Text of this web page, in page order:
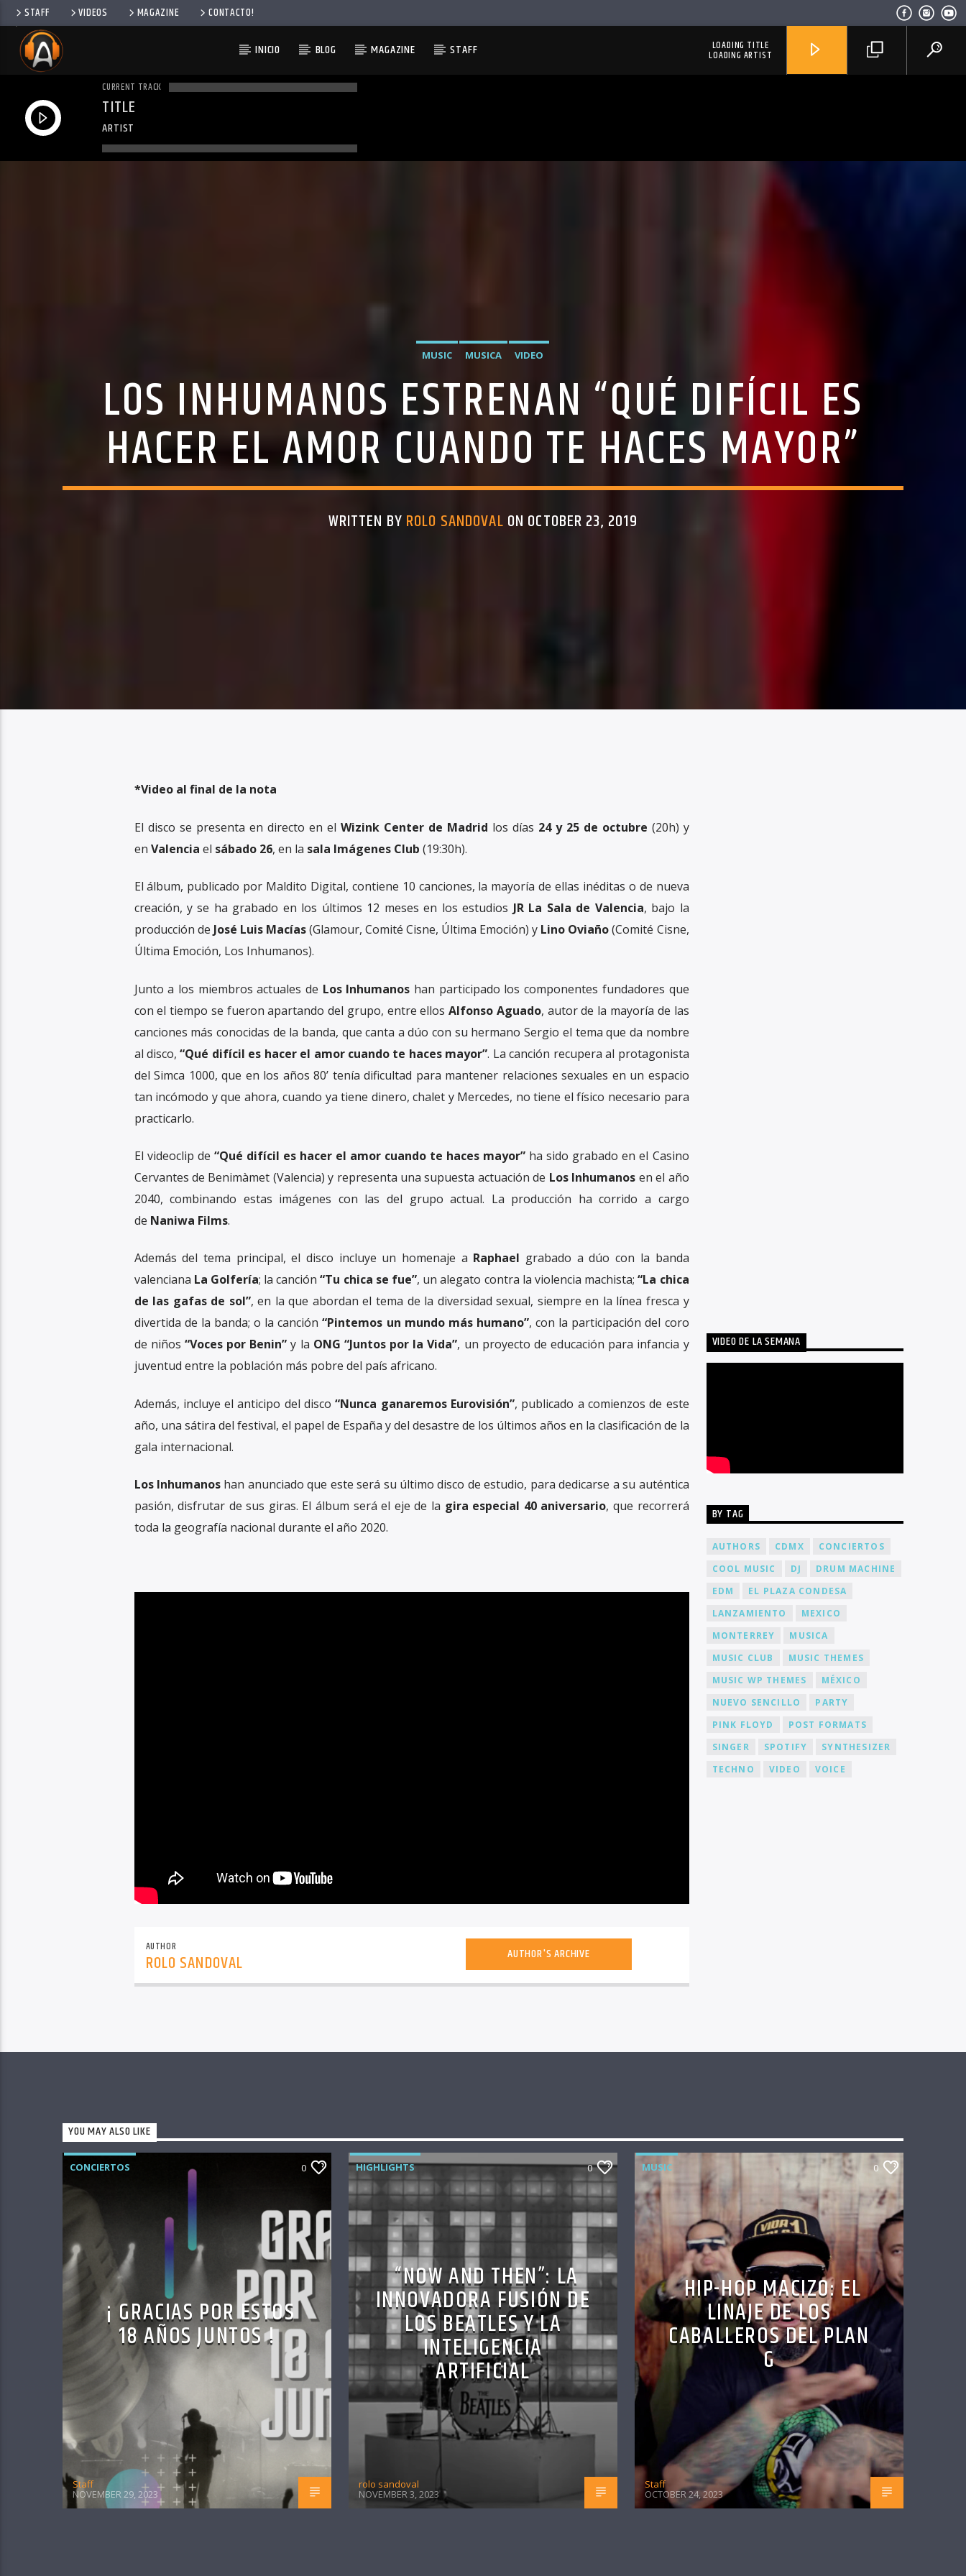
STAFF VIDEOS MAGAZINE CONTACTO!
INICIO BLOG MAGAZINE STAFF LOADING TITLE
LOADING ARTIST
CURRENT TRACK
TITLE
ARTIST
MUSIC MUSICA VIDEO
LOS INHUMANOS ESTRENAN “QUÉ DIFÍCIL ES
HACER EL AMOR CUANDO TE HACES MAYOR”
WRITTEN BY ROLO SANDOVAL ON OCTOBER 23, 2019
*Video al final de la nota
El disco se presenta en directo en el Wizink Center de Madrid los días 24 y 25 de octubre (20h) y
en Valencia el sábado 26, en la sala Imágenes Club (19:30h).
El álbum, publicado por Maldito Digital, contiene 10 canciones, la mayoría de ellas inéditas o de nueva
creación, y se ha grabado en los últimos 12 meses en los estudios JR La Sala de Valencia, bajo la
producción de José Luis Macías(Glamour, Comité Cisne, Última Emoción) y Lino Oviaño(Comité Cisne,
Última Emoción, Los Inhumanos).
Junto a los miembros actuales de Los Inhumanos han participado los componentes fundadores que
con el tiempo se fueron apartando del grupo, entre ellosAlfonso Aguado, autor de la mayoría de las
canciones más conocidas de la banda, que canta a dúo con su hermano Sergio el tema que da nombre
al disco,“Qué difícil es hacer el amor cuando te haces mayor”. La canción recupera al protagonista
del Simca 1000, que en los años 80’ tenía dificultad para mantener relaciones sexuales en un espacio
tan incómodo y que ahora, cuando ya tiene dinero, chalet y Mercedes, no tiene el físico necesario para
practicarlo.
El videoclip de “Qué difícil es hacer el amor cuando te haces mayor” ha sido grabado en el Casino
Cervantes de Benimàmet (Valencia) y representa una supuesta actuación de Los Inhumanos en el año
2040, combinando estas imágenes con las del grupo actual. La producción ha corrido a cargo
de Naniwa Films.
Además del tema principal, el disco incluye un homenaje a Raphael grabado a dúo con la banda
valenciana La Golfería; la canción“Tu chica se fue”, un alegato contra la violencia machista;“La chica
de las gafas de sol”, en la que abordan el tema de la diversidad sexual, siempre en la línea fresca y
divertida de la banda; o la canción“Pintemos un mundo más humano”, con la participación del coro
de niños “Voces por Benin” y la ONG “Juntos por la Vida”, un proyecto de educación para infancia y
juventud entre la población más pobre del país africano.
Además, incluye el anticipo del disco“Nunca ganaremos Eurovisión”, publicado a comienzos de este
año, una sátira del festival, el papel de España y del desastre de los últimos años en la clasificación de la
gala internacional.
Los Inhumanoshan anunciado que este será su último disco de estudio, para dedicarse a su auténtica
pasión, disfrutar de sus giras. El álbum será el eje de la gira especial 40 aniversario, que recorrerá
toda la geografía nacional durante el año 2020.
AUTHOR
ROLO SANDOVAL AUTHOR'S ARCHIVE
VIDEO DE LA SEMANA
BY TAG
AUTHORS CDMX
CONCIERTOS
COOL MUSIC
DJ
DRUM MACHINE
EDM
EL PLAZA CONDESA
LANZAMIENTO
MEXICO
MONTERREY
MUSICA
MUSIC CLUB
MUSIC THEMES
MUSIC WP THEMES
MÉXICO
NUEVO SENCILLO
PARTY
PINK FLOYD
POST FORMATS
SINGER
SPOTIFY
SYNTHESIZER
TECHNO
VIDEO VOICE
YOU MAY ALSO LIKE
CONCIERTOS 0
¡ GRACIAS POR ESTOS
18 AÑOS JUNTOS !
Staff
NOVEMBER 29, 2023
HIGHLIGHTS 0
“NOW AND THEN”: LA
INNOVADORA FUSIÓN DE
LOS BEATLES Y LA
INTELIGENCIA
ARTIFICIAL
rolo sandoval
NOVEMBER 3, 2023
MUSIC 0
HIP-HOP MACIZO: EL
LINAJE DE LOS
CABALLEROS DEL PLAN
G
Staff
OCTOBER 24, 2023